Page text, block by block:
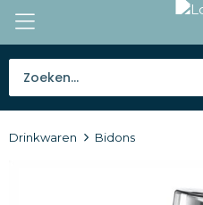
Tassen
Drinkwaren Bidons